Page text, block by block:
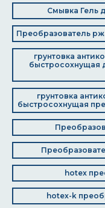
Смывка Гель
Преобразователь
грунтовка
быстросохнущая
грунтовка
быстросохнущая
hotex
hotex-k